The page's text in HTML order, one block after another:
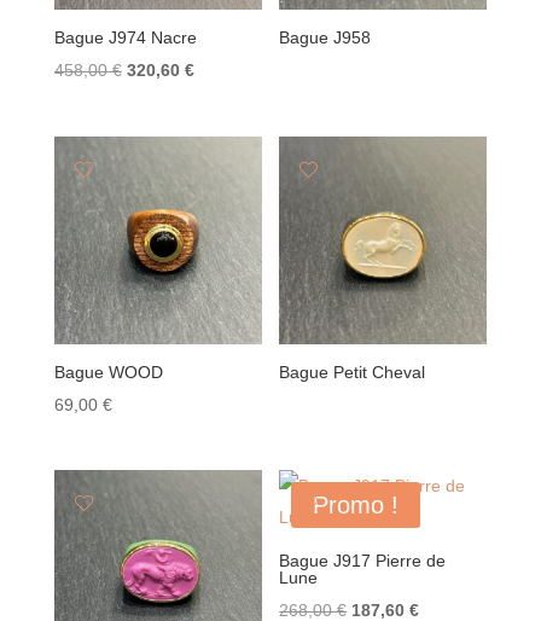
Bague J974 Nacre
458,00€ Le
initial
458,00 €.
320,60 €Le
actuel
320,60 €.
Bague J958
Bague WOOD
69,00 €
Bague Petit Cheval
Promo !
Bague J917 Pierre de
Lune
268,00€ Le
187,60€Le